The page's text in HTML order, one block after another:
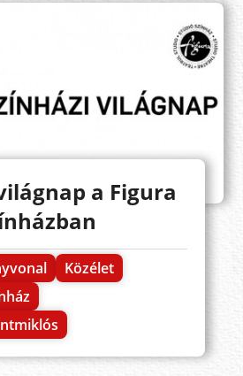
a Figura
Közélet